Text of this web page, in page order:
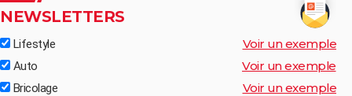
NEWSLETTERS
Lifestyle Voir un exemple
Auto Voir un exemple
Bricolage Voir un exemple